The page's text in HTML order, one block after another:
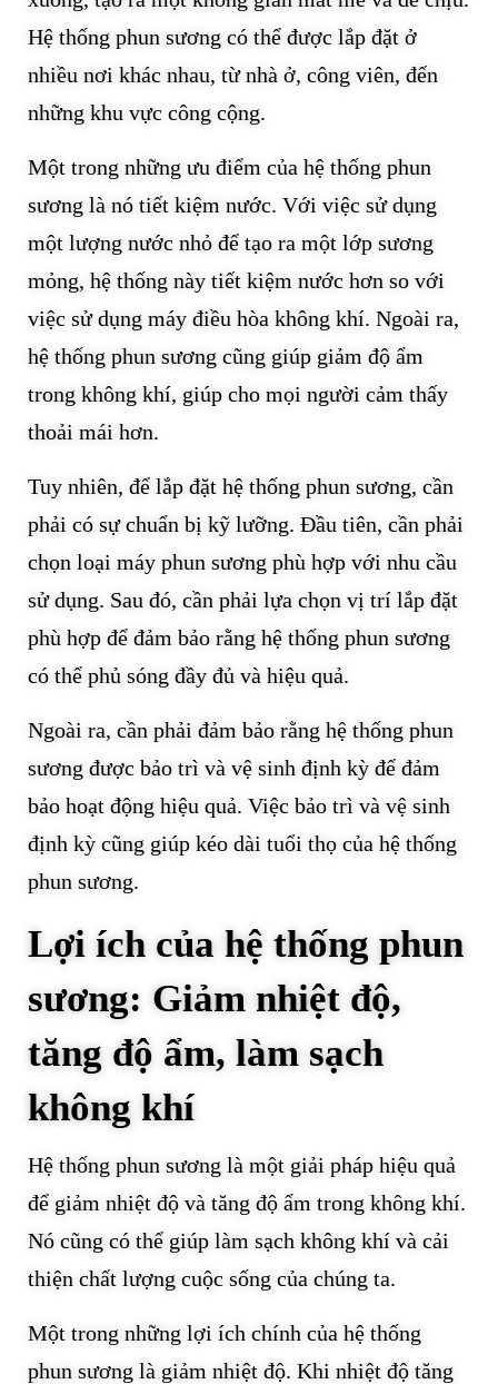
Hệ thống phun sương có thể được lắp đặt ở
nhiều nơi khác nhau, từ nhà ở, công viên, đến
những khu vực công cộng.
Một trong những ưu điểm của hệ thống phun
sương là nó tiết kiệm nước. Với việc sử dụng
một lượng nước nhỏ để tạo ra một lớp sương
mỏng, hệ thống này tiết kiệm nước hơn so với
việc sử dụng máy điều hòa không khí. Ngoài ra,
hệ thống phun sương cũng giúp giảm độ ẩm
trong không khí, giúp cho mọi người cảm thấy
thoải mái hơn.
Tuy nhiên, để lắp đặt hệ thống phun sương, cần
phải có sự chuẩn bị kỹ lưỡng. Đầu tiên, cần phải
chọn loại máy phun sương phù hợp với nhu cầu
sử dụng. Sau đó, cần phải lựa chọn vị trí lắp đặt
phù hợp để đảm bảo rằng hệ thống phun sương
có thể phủ sóng đầy đủ và hiệu quả.
Ngoài ra, cần phải đảm bảo rằng hệ thống phun
sương được bảo trì và vệ sinh định kỳ để đảm
bảo hoạt động hiệu quả. Việc bảo trì và vệ sinh
định kỳ cũng giúp kéo dài tuổi thọ của hệ thống
phun sương.
Lợi ích của hệ thống phun
sương: Giảm nhiệt độ,
tăng độ ẩm, làm sạch
không khí
Hệ thống phun sương là một giải pháp hiệu quả
để giảm nhiệt độ và tăng độ ẩm trong không khí.
Nó cũng có thể giúp làm sạch không khí và cải
thiện chất lượng cuộc sống của chúng ta.
Một trong những lợi ích chính của hệ thống
phun sương là giảm nhiệt độ. Khi nhiệt độ tăng